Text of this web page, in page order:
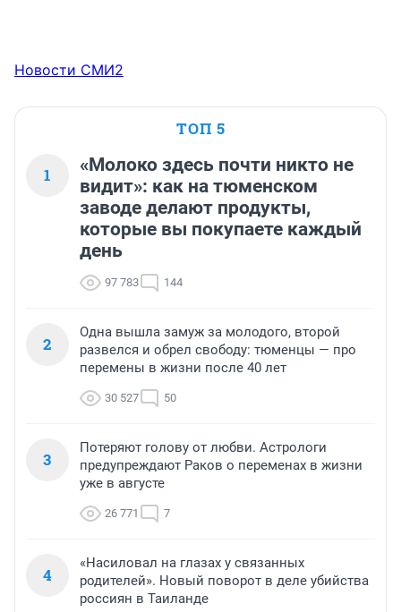
Новости СМИ2
ТОП 5
1
«Молоко здесь почти никто не
видит»: как на тюменском
заводе делают продукты,
которые вы покупаете каждый
день
97 783 144
2
Одна вышла замуж за молодого, второй
развелся и обрел свободу: тюменцы — про
перемены в жизни после 40 лет
30 527 50
3
Потеряют голову от любви. Астрологи
предупреждают Раков о переменах в жизни
уже в августе
26 771 7
4
«Насиловал на глазах у связанных
родителей». Новый поворот в деле убийства
россиян в Таиланде